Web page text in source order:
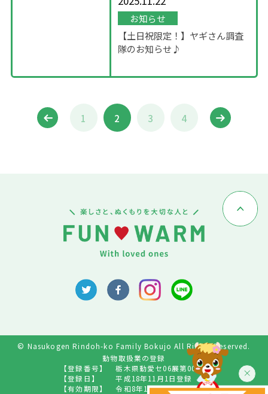
お知らせ
【土日祝限定！】ヤギさん調査
隊のお知らせ♪
1 2 3 4
© Nasukogen Rindoh-ko Family Bokujo All Rights Reserved.
動物取扱業の登録
【登録番号】
栃木県動愛セ06展第009号
【登録日】
平成18年11月1日登録
【有効期限】
令和8年10月31日